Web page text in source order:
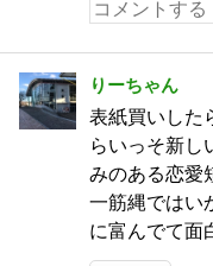
りーちゃん
表紙買いした
らいっそ新し
みのある恋愛
一筋縄ではい
に富んでて面